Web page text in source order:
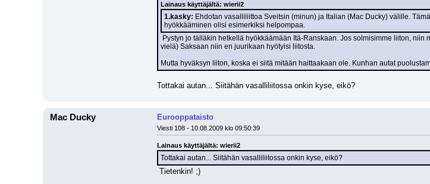
Lainaus käyttäjältä: wierii2
1.kasky: Ehdotan vasalliliittoa Sveitsin (minun) ja Italian (Mac Ducky) välille.
hyökkääminen olisi esimerkiksi helpompaa.
vielä) Saksaan niin en juurikaan hyötyisi liitosta.
Mutta hyväksyn liiton, koska ei siitä mitään haittaakaan ole. Kunhan autat
Tottakai autan... Siitähän vasalliliitossa onkin kyse, eikö?
Mac Ducky Eurooppataisto
Viesti 108 - 10.08.2009 klo 09:50:39
Lainaus käyttäjältä: wierii2
Tottakai autan... Siitähän vasalliliitossa onkin kyse, eikö?
Tietenkin! ;)